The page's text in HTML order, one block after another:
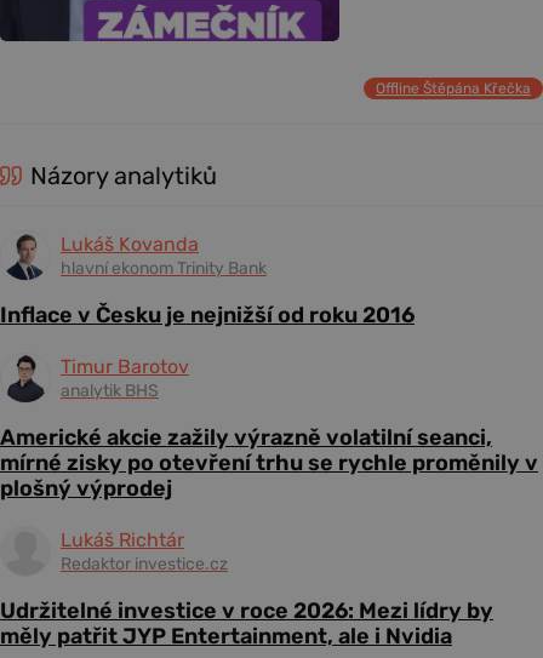
Offline Štěpána Křečka
Názory analytiků
Lukáš Kovanda
hlavní ekonom Trinity Bank
Inflace v Česku je nejnižší od roku 2016
Timur Barotov
analytik BHS
Americké akcie zažily výrazně volatilní seanci,
mírné zisky po otevření trhu se rychle proměnily v
plošný výprodej
Lukáš Richtár
Redaktor investice.cz
Udržitelné investice v roce 2026: Mezi lídry by
měly patřit JYP Entertainment, ale i Nvidia